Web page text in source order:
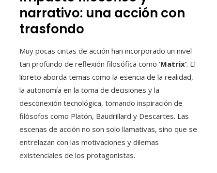
narrativo: una acción con
trasfondo
Muy pocas cintas de acción han incorporado un nivel
tan profundo de reflexión filosófica como ‘Matrix’. El
libreto aborda temas como la esencia de la realidad,
la autonomía en la toma de decisiones y la
desconexión tecnológica, tomando inspiración de
filósofos como Platón, Baudrillard y Descartes. Las
escenas de acción no son solo llamativas, sino que se
entrelazan con las motivaciones y dilemas
existenciales de los protagonistas.